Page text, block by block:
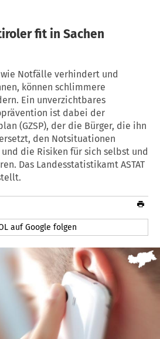
fit in Sachen
Notfälle verhindert und
können schlimmere
Ein unverzichtbares
ist dabei der
(GZSP), der die Bürger, die ihn
den Notsituationen
und die Risiken für sich selbst und
Das Landesstatistikamt ASTAT
auf Google folgen